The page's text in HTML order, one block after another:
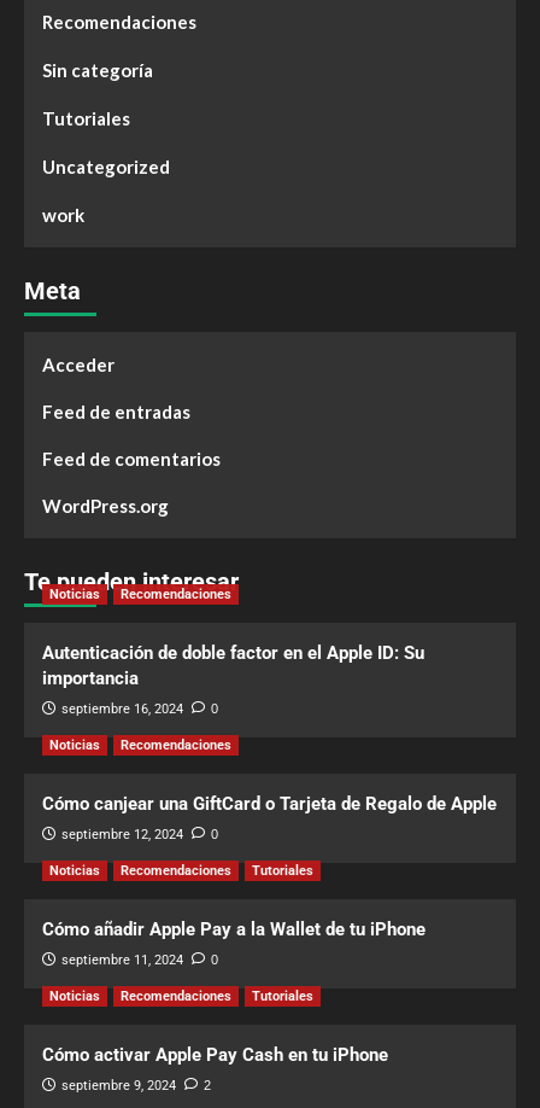
Recomendaciones
Sin categoría
Tutoriales
Uncategorized
work
Meta
Acceder
Feed de entradas
Feed de comentarios
WordPress.org
Te pueden interesar
Noticias Recomendaciones
Autenticación de doble factor en el Apple ID: Su
importancia
septiembre 16, 2024 0
Noticias Recomendaciones
Cómo canjear una GiftCard o Tarjeta de Regalo de Apple
septiembre 12, 2024 0
Noticias Recomendaciones Tutoriales
Cómo añadir Apple Pay a la Wallet de tu iPhone
septiembre 11, 2024 0
Noticias Recomendaciones Tutoriales
Cómo activar Apple Pay Cash en tu iPhone
septiembre 9, 2024 2